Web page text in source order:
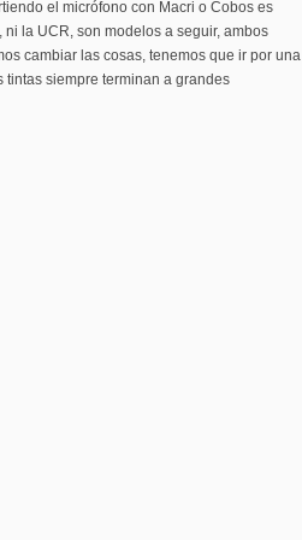
el micrófono con Macri o Cobos es
la UCR, son modelos a seguir, ambos
cambiar las cosas, tenemos que ir por una
siempre terminan a grandes